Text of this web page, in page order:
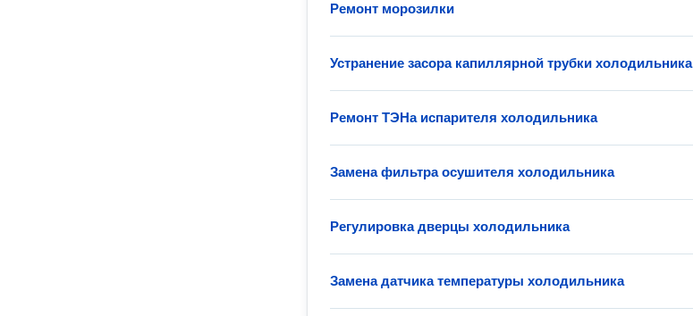
Ремонт морозилки
Устранение засора капиллярной трубки холодильника
Ремонт ТЭНа испарителя холодильника
Замена фильтра осушителя холодильника
Регулировка дверцы холодильника
Замена датчика температуры холодильника